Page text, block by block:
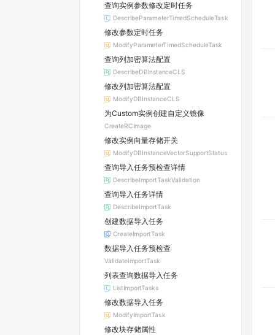
查询实例参数修改定时任务
DescribeParameterTimedScheduleTask
修改参数定时任务
ModifyParameterTimedScheduleTask
查询列加密算法配置
DescribeDBInstanceCLS
修改列加密算法配置
ModifyDBInstanceCLS
为Custom实例创建自定义镜像
CreateRCImage
修改实例向量存储开关
ModifyDBInstanceVectorSupportStatus
查询导入任务预检查详情
DescribeImportTaskValidation
查询导入任务详情
DescribeImportTask
创建数据导入任务
CreateImportTask
数据导入任务预检查
ValidateImportTask
列表查询数据导入任务
ListImportTasks
修改数据导入任务
ModifyImportTask
修改块存储属性